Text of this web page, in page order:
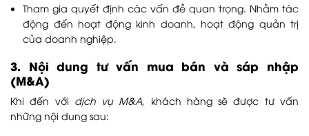
Tham gia quyết định các vấn đề quan trọng. Nhằm tác
động đến hoạt động kinh doanh, hoạt động quản trị
của doanh nghiệp.
3. Nội dung tư vấn mua bán và sáp nhập
(M&A)
Khi đến với dịch vụ M&A, khách hàng sẽ được tư vấn
những nội dung sau: